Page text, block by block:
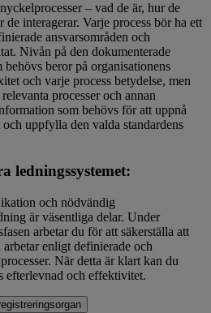
– vad de är, hur de
de interagerar. Varje process bör ha ett
ansvarsområden och
Nivån på den dokumenterade
behövs beror på organisationens
och varje process betydelse, men
processer och annan
som behövs för att uppnå
och uppfylla den valda standardens
ledningssystemet:
och nödvändig
är väsentliga delar. Under
arbetar du för att säkerställa att
enligt definierade och
När detta är klart kan du
efterlevnad och effektivitet.